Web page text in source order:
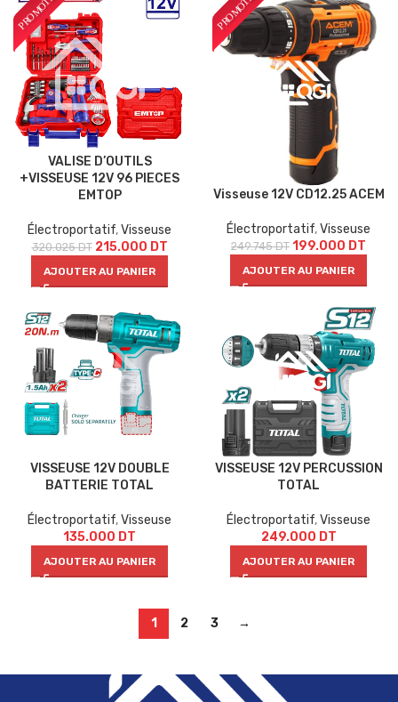
VALISE D’OUTILS
+VISSEUSE 12V 96 PIECES
EMTOP
Électroportatif,Visseuse
320.025DT 215.000 DT
AJOUTER AU PANIER
Visseuse 12V CD12.25 ACEM
Électroportatif,Visseuse
249.745DT 199.000 DT
AJOUTER AU PANIER
VISSEUSE 12V DOUBLE
BATTERIE TOTAL
Électroportatif,Visseuse
135.000 DT
AJOUTER AU PANIER
VISSEUSE 12V PERCUSSION
TOTAL
Électroportatif,Visseuse
249.000 DT
AJOUTER AU PANIER
1 2 3 →